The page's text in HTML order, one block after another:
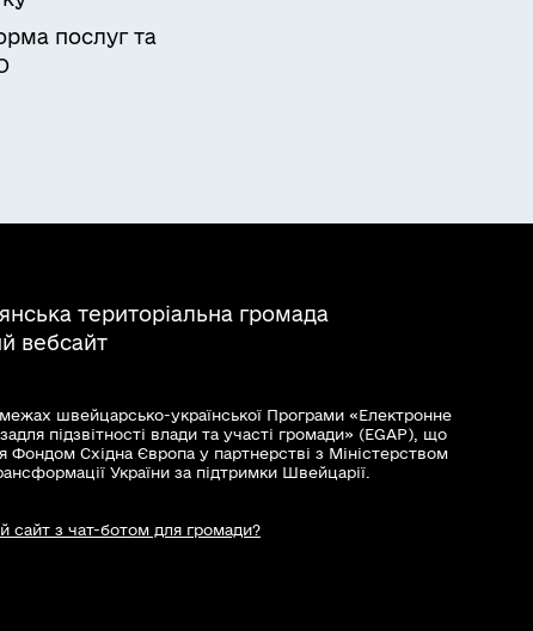
послуг та
територіальна громада
вебсайт
швейцарсько-української Програми «Електронне
підзвітності влади та участі громади» (EGAP), що
Фондом Східна Європа у партнерстві з Міністерством
України за підтримки Швейцарії.
сайт з чат-ботом для громади?